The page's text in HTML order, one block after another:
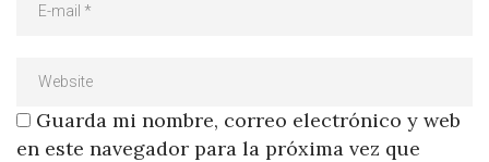
Guarda mi nombre, correo electrónico y web
en este navegador para la próxima vez que